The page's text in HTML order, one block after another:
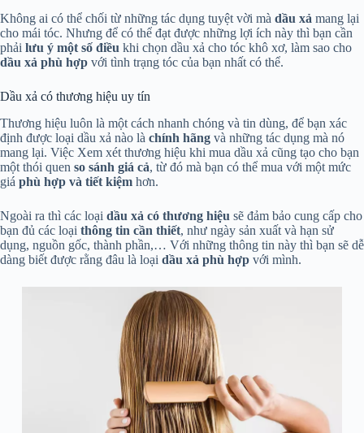
Không ai có thể chối từ những tác dụng tuyệt vời mà dầu xả mang lại
cho mái tóc. Nhưng để có thể đạt được những lợi ích này thì bạn cần
phải lưu ý một số điều khi chọn dầu xả cho tóc khô xơ, làm sao cho
dầu xả phù hợp với tình trạng tóc của bạn nhất có thể.
Dầu xả có thương hiệu uy tín
Thương hiệu luôn là một cách nhanh chóng và tin dùng, để bạn xác
định được loại dầu xả nào là chính hãng và những tác dụng mà nó
mang lại. Việc Xem xét thương hiệu khi mua dầu xả cũng tạo cho bạn
một thói quen so sánh giá cả, từ đó mà bạn có thể mua với một mức
giá phù hợp và tiết kiệm hơn.
Ngoài ra thì các loại dầu xả có thương hiệu sẽ đảm bảo cung cấp cho
bạn đủ các loại thông tin cần thiết, như ngày sản xuất và hạn sử
dụng, nguồn gốc, thành phần,… Với những thông tin này thì bạn sẽ dễ
dàng biết được rằng đâu là loại dầu xả phù hợp với mình.